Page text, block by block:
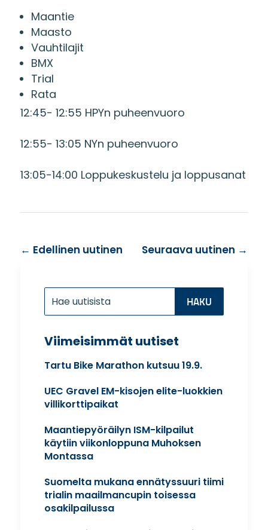
Maantie
Maasto
Vauhtilajit
BMX
Trial
Rata
12:45- 12:55 HPYn puheenvuoro
12:55- 13:05 NYn puheenvuoro
13:05-14:00 Loppukeskustelu ja loppusanat
← Edellinen uutinen Seuraava uutinen →
for...
Viimeisimmät uutiset
Tartu Bike Marathon kutsuu 19.9.
UEC Gravel EM-kisojen elite-luokkien
villikorttipaikat
Maantiepyöräilyn ISM-kilpailut
käytiin viikonloppuna Muhoksen
Montassa
Suomelta mukana ennätyssuuri tiimi
trialin maailmancupin toisessa
osakilpailussa